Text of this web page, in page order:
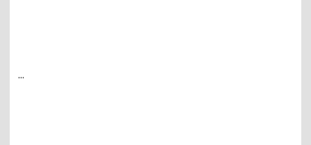
...